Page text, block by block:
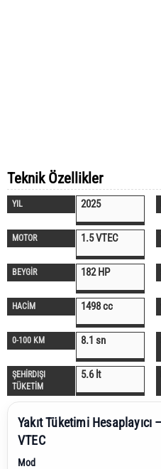
Teknik Özellikler
YIL 2025
MOTOR 1.5 VTEC
BEYGİR 182 HP
HACİM 1498 cc
0-100 KM 8.1 sn
ŞEHİRDIŞI
TÜKETİM
5.6 lt
Yakıt Tüketimi
VTEC
Mod